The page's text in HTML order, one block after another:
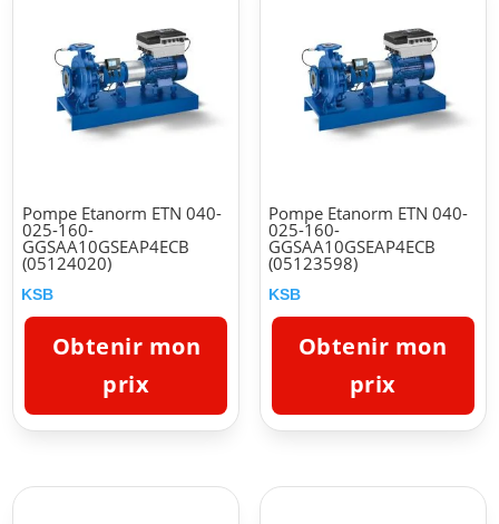
Pompe Etanorm ETN 040-
025-160-
GGSAA10GSEAP4ECB
(05124020)
KSB
Obtenir mon
prix
Pompe Etanorm ETN 040-
025-160-
GGSAA10GSEAP4ECB
(05123598)
KSB
Obtenir mon
prix